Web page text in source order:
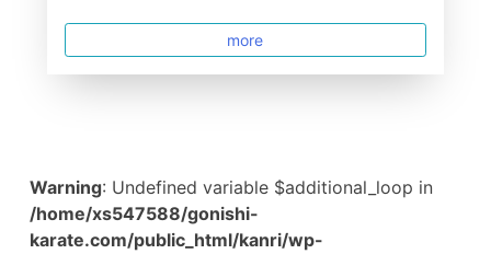
more
Warning: Undefined variable $additional_loop in
/home/xs547588/gonishi-
karate.com/public_html/kanri/wp-